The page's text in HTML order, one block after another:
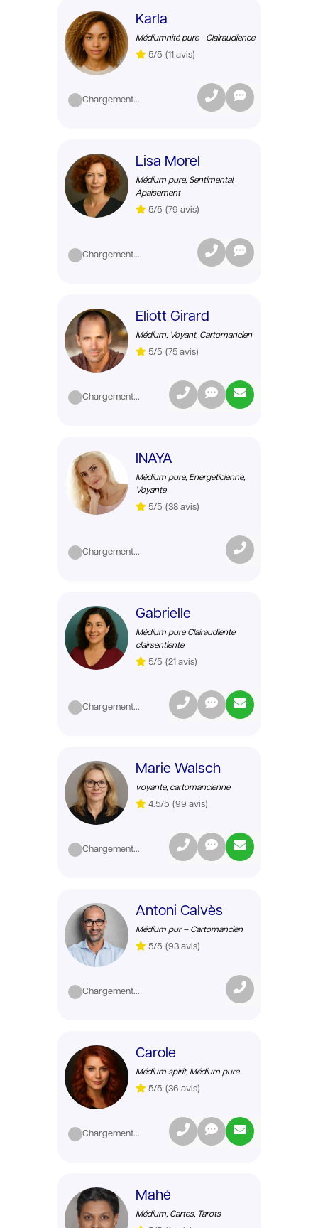
Karla
Médiumnité pure - Clairaudience
5/5 (11 avis)
Chargement...
Lisa Morel
Médium pure, Sentimental,
Apaisement
5/5 (79 avis)
Chargement...
Eliott Girard
Médium, Voyant, Cartomancien
5/5 (75 avis)
Chargement...
INAYA
Médium pure, Energeticienne,
Voyante
5/5 (38 avis)
Chargement...
Gabrielle
Médium pure Clairaudiente
clairsentiente
5/5 (21 avis)
Chargement...
Marie Walsch
voyante, cartomancienne
4.5/5 (99 avis)
Chargement...
Antoni Calvès
Médium pur – Cartomancien
5/5 (93 avis)
Chargement...
Carole
Médium spirit, Médium pure
5/5 (36 avis)
Chargement...
Mahé
Médium, Cartes, Tarots